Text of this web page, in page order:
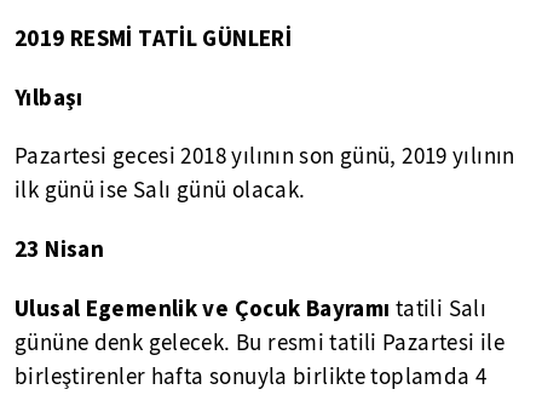
2019 RESMİ TATİL GÜNLERİ
Yılbaşı
Pazartesi gecesi 2018 yılının son günü, 2019 yılının
ilk günü ise Salı günü olacak.
23 Nisan
Ulusal Egemenlik ve Çocuk Bayramı tatili Salı
gününe denk gelecek. Bu resmi tatili Pazartesi ile
birleştirenler hafta sonuyla birlikte toplamda 4